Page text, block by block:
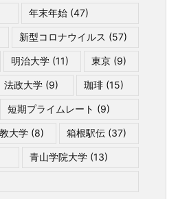
年末年始 (47)
新型コロナウイルス (57)
明治大学 (11) 東京 (9)
法政大学 (9) 珈琲 (15)
短期プライムレート (9)
大学 (8) 箱根駅伝 (37)
青山学院大学 (13)